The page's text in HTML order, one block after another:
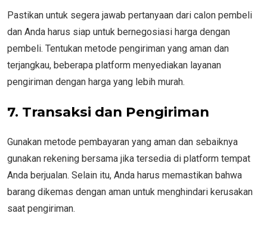
Pastikan untuk segera jawab pertanyaan dari calon pembeli
dan Anda harus siap untuk bernegosiasi harga dengan
pembeli. Tentukan metode pengiriman yang aman dan
terjangkau, beberapa platform menyediakan layanan
pengiriman dengan harga yang lebih murah.
7. Transaksi dan Pengiriman
Gunakan metode pembayaran yang aman dan sebaiknya
gunakan rekening bersama jika tersedia di platform tempat
Anda berjualan. Selain itu, Anda harus memastikan bahwa
barang dikemas dengan aman untuk menghindari kerusakan
saat pengiriman.